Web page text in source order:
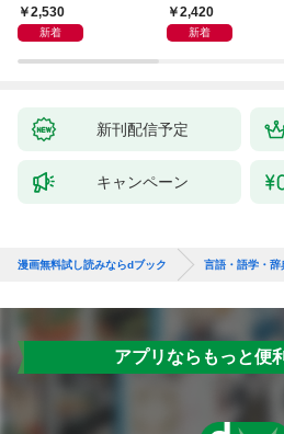
新装版 会話と作文に
役立つドイツ語定型表
2,530
新着
スニング体得トレー
ング
2,420
新着
新刊配信予定
キャンペーン
漫画無料試し読みならdブック 言語・語学・辞
アプリならもっと便